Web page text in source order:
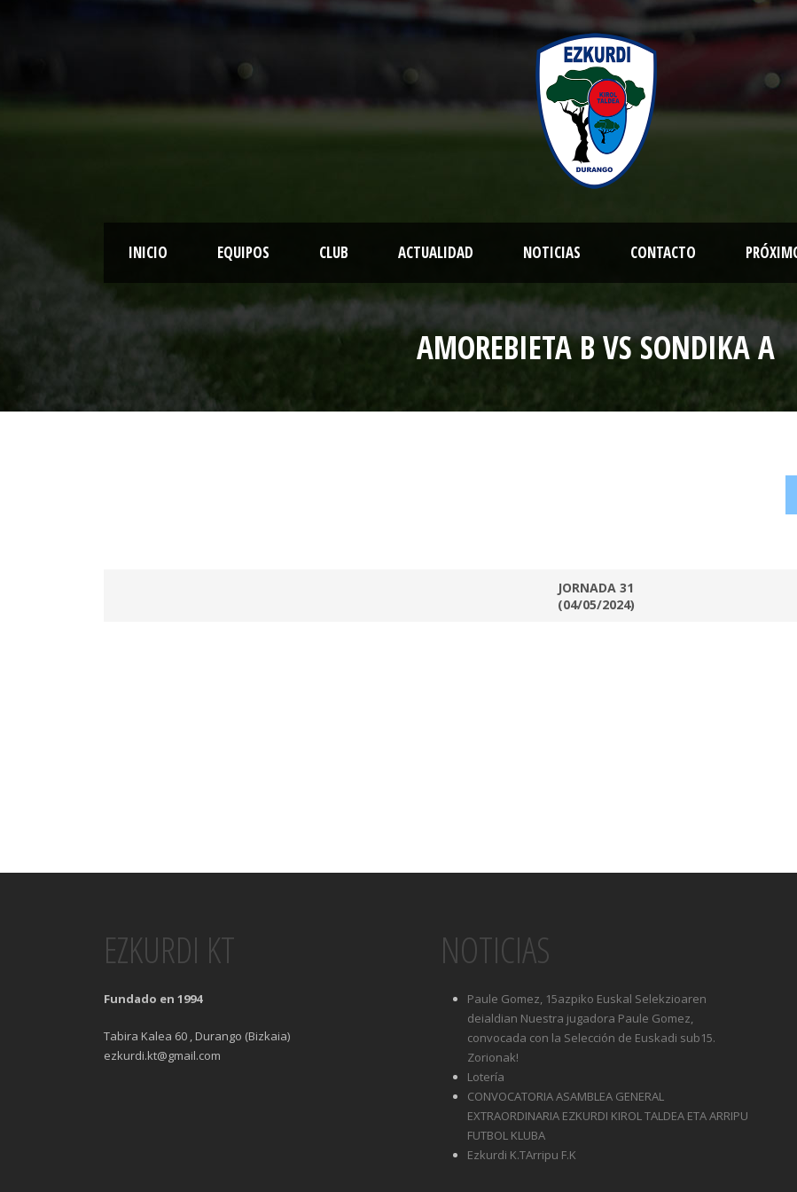
INICIO EQUIPOS CLUB ACTUALIDAD NOTICIAS CONTACTO
AMOREBIETA B VS SONDIKA A
JORNADA 31
(04/05/2024)
EZKURDI KT
Fundado en 1994
Tabira Kalea 60 , Durango (Bizkaia)
ezkurdi.kt@gmail.com
NOTICIAS
Paule Gomez, 15azpiko Euskal Selekzioaren
deialdian Nuestra jugadora Paule Gomez,
convocada con la Selección de Euskadi sub15.
Zorionak!
Lotería
CONVOCATORIA ASAMBLEA GENERAL
EXTRAORDINARIA EZKURDI KIROL TALDEA ETA ARRIPU
FUTBOL KLUBA
Ezkurdi K.TArripu F.K